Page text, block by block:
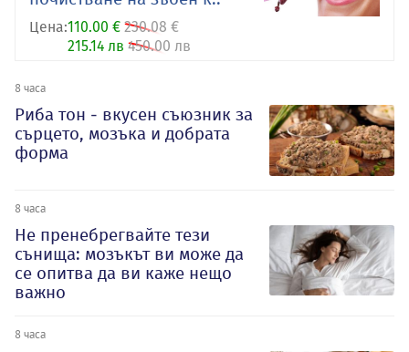
Цена:110.00 € 230.08 €
215.14 лв 450.00 лв
8 часа
Риба тон - вкусен съюзник за
сърцето, мозъка и добрата
форма
8 часа
Не пренебрегвайте тези
сънища: мозъкът ви може да
се опитва да ви каже нещо
важно
8 часа